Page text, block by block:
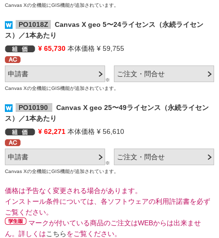
Canvas Xの全機能にGIS機能が追加されています。
PO1018Z
Canvas X geo 5〜24ライセンス（永続ライセン
ス）／1本あたり
¥ 65,730 本体価格 ¥ 59,755
※
Canvas Xの全機能にGIS機能が追加されています。
PO10190
Canvas X geo 25〜49ライセンス（永続ライセン
ス）／1本あたり
¥ 62,271 本体価格 ¥ 56,610
※
Canvas Xの全機能にGIS機能が追加されています。
価格は予告なく変更される場合があります。
インストール条件については、各ソフトウェアの利用許諾書を必ず
ご覧ください。
マークが付いている商品のご注文はWEBからは出来ませ
ん。詳しくはこちらをご覧ください。